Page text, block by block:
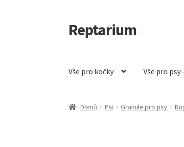
Přeskočit
na
Přejít
k
Reptarium
Vše pro kočky Vše pro
Úvodní stránka Košík Malá zvířata
Domů Psi Granule pro psy